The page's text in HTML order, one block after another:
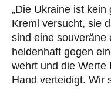
„Die Ukraine ist
Kreml versucht, sie
sind eine souveräne
heldenhaft gegen
wehrt und die Werte
Hand verteidigt. Wir